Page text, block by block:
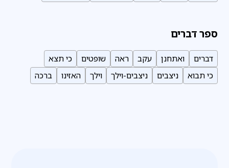
ספר דברים
דברים ואתחנן עקב ראה שופטים
כי תצא
כי תבוא
ניצבים ניצבים-וילך וילך האזינו ברכה